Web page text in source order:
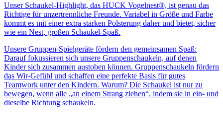
Unser Schaukel-Highlight, das HUCK Vogelnest®, ist genau das
Richtige für unzertrennliche Freunde. Variabel in Größe und Farbe
kommt es mit einer extra starken Polsterung daher und bietet, sicher
wie ein Nest, großen Schaukel-Spaß.
Unsere Gruppen-Spielgeräte fördern den gemeinsamen Spaß:
Darauf fokussieren sich unsere Gruppenschaukeln, auf denen
Kinder sich zusammen austoben können. Gruppenschaukeln fördern
das Wir-Gefühl und schaffen eine perfekte Basis für gutes
Teamwork unter den Kindern. Warum? Die Schaukel ist nur zu
bewegen, wenn alle „an einem Strang ziehen“, indem sie in ein- und
dieselbe Richtung schaukeln.